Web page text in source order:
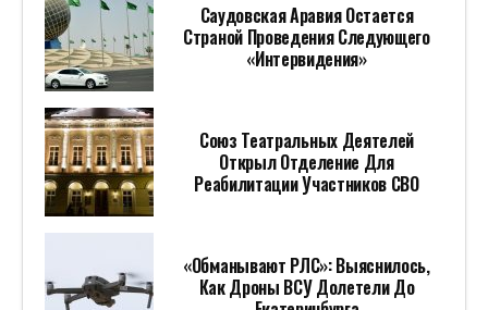
Саудовская Аравия Остается
Страной Проведения Следующего
«Интервидения»
Союз Театральных Деятелей
Открыл Отделение Для
Реабилитации Участников СВО
«Обманывают РЛС»: Выяснилось,
Как Дроны ВСУ Долетели До